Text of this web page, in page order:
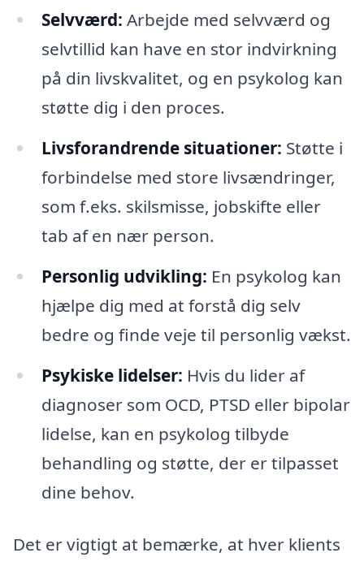
Selvværd: Arbejde med selvværd og
selvtillid kan have en stor indvirkning
på din livskvalitet, og en psykolog kan
støtte dig i den proces.
Livsforandrende situationer: Støtte i
forbindelse med store livsændringer,
som f.eks. skilsmisse, jobskifte eller
tab af en nær person.
Personlig udvikling: En psykolog kan
hjælpe dig med at forstå dig selv
bedre og finde veje til personlig vækst.
Psykiske lidelser: Hvis du lider af
diagnoser som OCD, PTSD eller bipolar
lidelse, kan en psykolog tilbyde
behandling og støtte, der er tilpasset
dine behov.
Det er vigtigt at bemærke, at hver klients